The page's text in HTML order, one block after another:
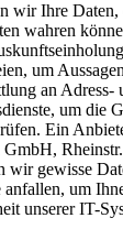
wir Ihre
wahren
um
an Adress-
um die
Ein
wir gewisse
um
unserer IT-